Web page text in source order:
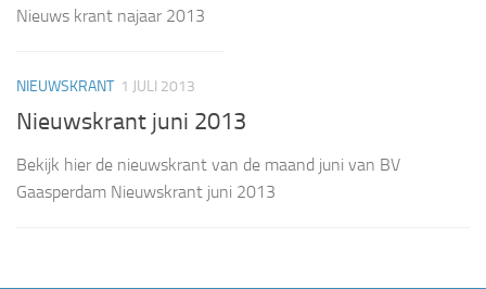
Nieuws krant najaar 2013
NIEUWSKRANT 1 JULI 2013
Nieuwskrant juni 2013
Bekijk hier de nieuwskrant van de maand juni van BV
Gaasperdam Nieuwskrant juni 2013